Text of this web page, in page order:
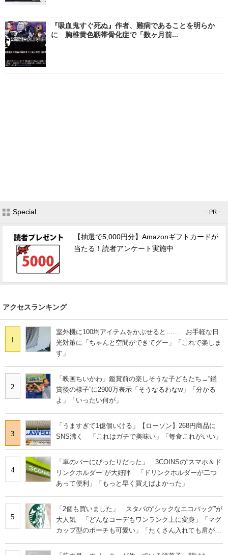
『吸血鬼すぐ死ぬ』作者、難病であることを明らか
に 胸椎黄色靱帯骨化症で「数ヶ月前...
Special - PR -
【抽選で5,000円分】Amazonギフトカードが
当たる！読者アンケート実施中
アクセスランキング
1
室外機に100均アイテムをかぶせると…… お手軽な日
光対策に「ちゃんと空間ができてグー」「これで楽しま
す」
2
「映画ちいかわ」鑑賞前の楽しそうな子どもたち→“鑑
賞後の様子”に2900万表示「そうなるわなw」「分かる
よ」「いったい何が」
3
「うますぎて1億個いける」【ローソン】268円商品に
SNS沸く 「これはガチで美味い」「毎食これがいい」
4
「車のバーにぴったりだった」 3COINSの“スマホ＆ド
リンクホルダー”が大好評 「ドリンクホルダーが二つ
あって便利」「もっと早く買えばよかった」
5
「2個も買いました」 スタバの“シックなエコバッグ”が
大人気 「どんなコーデもワンランク上に変身」「マグ
カップ型のポーチも可愛い」「たくさん入れても肩が痛